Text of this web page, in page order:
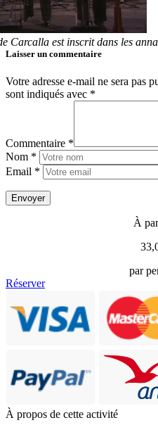
Carcalla est inscrit dans les
Laisser un commentaire
Votre adresse e-mail ne sera pas
sont indiqués avec *
Commentaire *
Nom *
Email *
À
par
Réserver
À propos de cette activité